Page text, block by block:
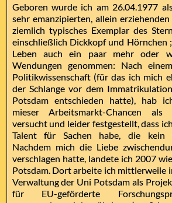
Geboren wurde ich am 26.04.1977
sehr emanzipierten, allein
ziemlich typisches Exemplar des
einschließlich Dickkopf und Hörnchen
Leben auch ein paar mehr oder
Wendungen genommen: Nach
Politikwissenschaft (für das ich mich
der Schlange vor dem
Potsdam entschieden hatte), hab
mieser Arbeitsmarkt-Chancen als
versucht und leider festgestellt, dass
Talent für Sachen habe, die kein
Nachdem mich die Liebe
verschlagen hatte, landete ich 2007
Potsdam. Dort arbeite ich mittlerweile
Verwaltung der Uni Potsdam als
für EU-geförderte